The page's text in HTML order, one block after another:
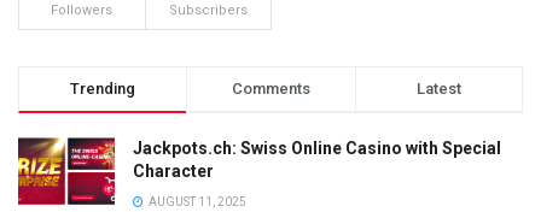
Followers Subscribers
Trending Comments Latest
Jackpots.ch: Swiss Online Casino with Special
Character
AUGUST 11, 2025